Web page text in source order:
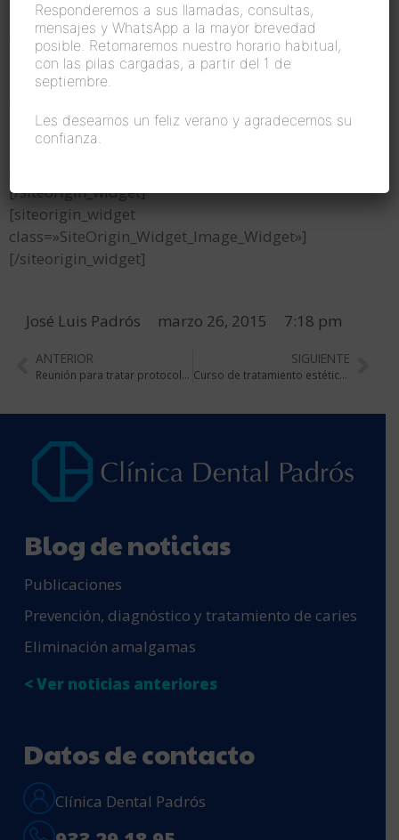
[siteorigin_widget
class=»SiteOrigin_Widget_Image_Widget»]
[/siteorigin_widget]
[siteorigin_widget
[/siteorigin_widget]
[siteorigin_widget
[/siteorigin_widget]
[siteorigin_widget
class=»SiteOrigin_Widget_Image_Widget»]
[/siteorigin_widget]
José Luis Padrós marzo 26, 2015 7:18 pm
ANTERIOR
Reunión para tratar protocolos
SIGUIENTE
Curso de tratamiento estético microinvasivo
Blog de noticias
Publicaciones
Prevención, diagnóstico y tratamiento de caries
Eliminación amalgamas
< Ver noticias anteriores
Datos de contacto
Clínica Dental Padrós
Responderemos a sus llamadas, consultas,
mensajes y WhatsApp a la mayor brevedad
posible. Retomaremos nuestro horario habitual,
con las pilas cargadas, a partir del 1 de
septiembre.
Les deseamos un feliz verano y agradecemos su
confianza.